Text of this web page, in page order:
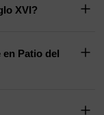
XVI?
Patio del